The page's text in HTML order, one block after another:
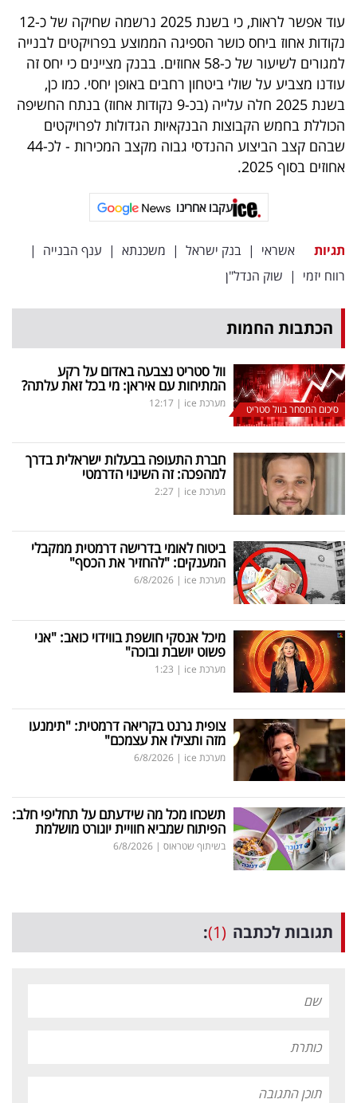
עוד אפשר לראות, כי בשנת 2025 נרשמה שחיקה של כ-12
נקודות אחוז ביחס כושר הספיגה הממוצע בפרויקטים לבנייה
למגורים לשיעור של כ-58 אחוזים. בבנק מציינים כי יחס זה
עודנו מצביע על שולי ביטחון רחבים באופן יחסי. כמו כן,
בשנת 2025 חלה עלייה (בכ-9 נקודות אחוז) בנתח החשיפה
הכוללת בחמש הקבוצות הבנקאיות הגדולות לפרויקטים
שבהם קצב הביצוע ההנדסי גבוה מקצב המכירות - לכ-44
אחוזים בסוף 2025.
עקבו אחרינו
תגיות אשראי | בנק ישראל | משכנתא | ענף הבנייה |
רווח יזמי | שוק הנדל"ן
הכתבות החמות
סיכום המסחר בוול סטריט
וול סטריט נצבעה באדום על רקע
המתיחות עם איראן: מי בכל זאת עלתה?
מערכת ice |
12:17
חברת התעופה בבעלות ישראלית בדרך
למהפכה: זה השינוי הדרמטי
מערכת ice |
2:27
ביטוח לאומי בדרישה דרמטית ממקבלי
המענקים: "להחזיר את הכסף"
מערכת ice |
6/8/2026
מיכל אנסקי חושפת בווידוי כואב: "אני
פשוט יושבת ובוכה"
מערכת ice |
1:23
צופית גרנט בקריאה דרמטית: "תימנעו
מזה ותצילו את עצמכם"
מערכת ice |
6/8/2026
תשכחו מכל מה שידעתם על תחליפי חלב:
הפיתוח שמביא חוויית יוגורט מושלמת
בשיתוף שטראוס |
6/8/2026
תגובות לכתבה (1)
: